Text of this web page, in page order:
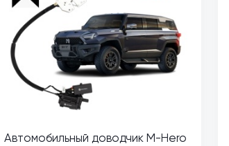
Автомобильный доводчик M-Hero